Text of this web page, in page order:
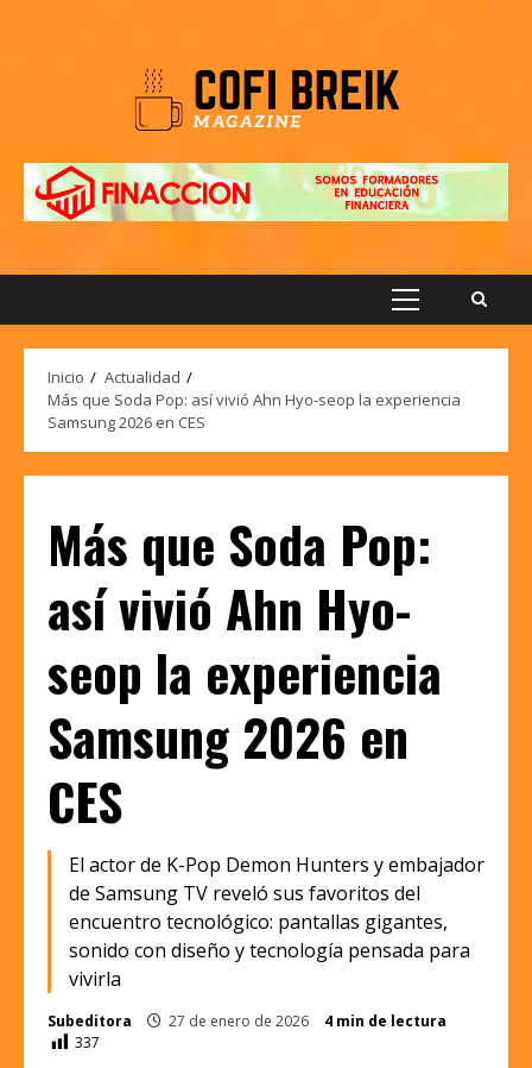
Menú
Inicio
Actualidad
Más que Soda Pop: así vivió Ahn Hyo-seop la experiencia
Samsung 2026 en CES
Más que Soda Pop:
así vivió Ahn Hyo-
seop la experiencia
Samsung 2026 en
CES
El actor de K-Pop Demon Hunters y embajador
de Samsung TV reveló sus favoritos del
encuentro tecnológico: pantallas gigantes,
sonido con diseño y tecnología pensada para
vivirla
Subeditora 27 de enero de 2026
4 min de lectura
337